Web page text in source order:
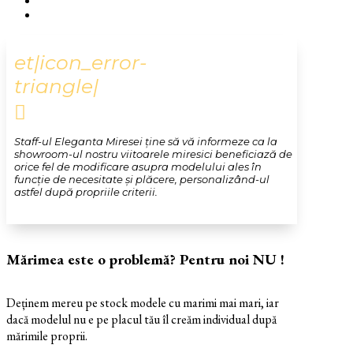
et|icon_error-
triangle|

Staff-ul Eleganta Miresei ține să vă informeze ca la
showroom-ul nostru viitoarele miresici beneficiază de
orice fel de modificare asupra modelului ales în
funcție de necesitate și plăcere, personalizând-ul
astfel după propriile criterii.
Mărimea este o problemă? Pentru noi NU !
Deținem mereu pe stock modele cu marimi mai mari, iar
dacă modelul nu e pe placul tău îl creăm individual după
mărimile proprii.